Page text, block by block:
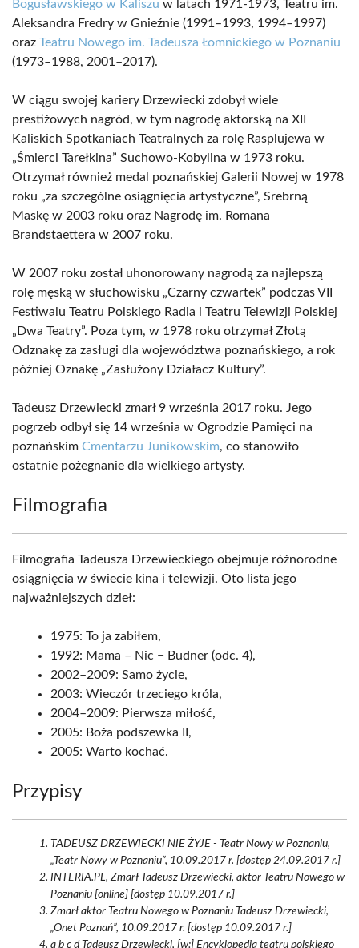
Bogusławskiego w Kaliszu w latach 1971-1973, Teatru im.
Aleksandra Fredry w Gnieźnie (1991–1993, 1994–1997)
oraz Teatru Nowego im. Tadeusza Łomnickiego w Poznaniu
(1973–1988, 2001–2017).
W ciągu swojej kariery Drzewiecki zdobył wiele
prestiżowych nagród, w tym nagrodę aktorską na XII
Kaliskich Spotkaniach Teatralnych za rolę Rasplujewa w
„Śmierci Tarełkina” Suchowo-Kobylina w 1973 roku.
Otrzymał również medal poznańskiej Galerii Nowej w 1978
roku „za szczególne osiągnięcia artystyczne”, Srebrną
Maskę w 2003 roku oraz Nagrodę im. Romana
Brandstaettera w 2007 roku.
W 2007 roku został uhonorowany nagrodą za najlepszą
rolę męską w słuchowisku „Czarny czwartek” podczas VII
Festiwalu Teatru Polskiego Radia i Teatru Telewizji Polskiej
„Dwa Teatry”. Poza tym, w 1978 roku otrzymał Złotą
Odznakę za zasługi dla województwa poznańskiego, a rok
później Oznakę „Zasłużony Działacz Kultury”.
Tadeusz Drzewiecki zmarł 9 września 2017 roku. Jego
pogrzeb odbył się 14 września w Ogrodzie Pamięci na
poznańskim Cmentarzu Junikowskim, co stanowiło
ostatnie pożegnanie dla wielkiego artysty.
Filmografia
Filmografia Tadeusza Drzewieckiego obejmuje różnorodne
osiągnięcia w świecie kina i telewizji. Oto lista jego
najważniejszych dzieł:
1975: To ja zabiłem,
1992: Mama – Nic − Budner (odc. 4),
2002–2009: Samo życie,
2003: Wieczór trzeciego króla,
2004–2009: Pierwsza miłość,
2005: Boża podszewka II,
2005: Warto kochać.
Przypisy
TADEUSZ DRZEWIECKI NIE ŻYJE - Teatr Nowy w Poznaniu,
„Teatr Nowy w Poznaniu”, 10.09.2017 r. [dostęp 24.09.2017 r.]
INTERIA.PL, Zmarł Tadeusz Drzewiecki, aktor Teatru Nowego w
Poznaniu [online] [dostęp 10.09.2017 r.]
Zmarł aktor Teatru Nowego w Poznaniu Tadeusz Drzewiecki,
„Onet Poznań”, 10.09.2017 r. [dostęp 10.09.2017 r.]
a b c d Tadeusz Drzewiecki, [w:] Encyklopedia teatru polskiego